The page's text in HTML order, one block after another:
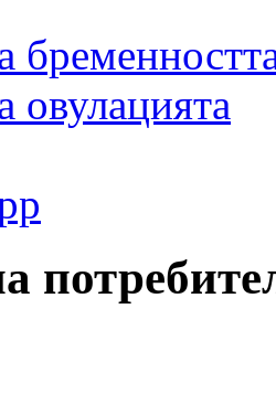
овулацията